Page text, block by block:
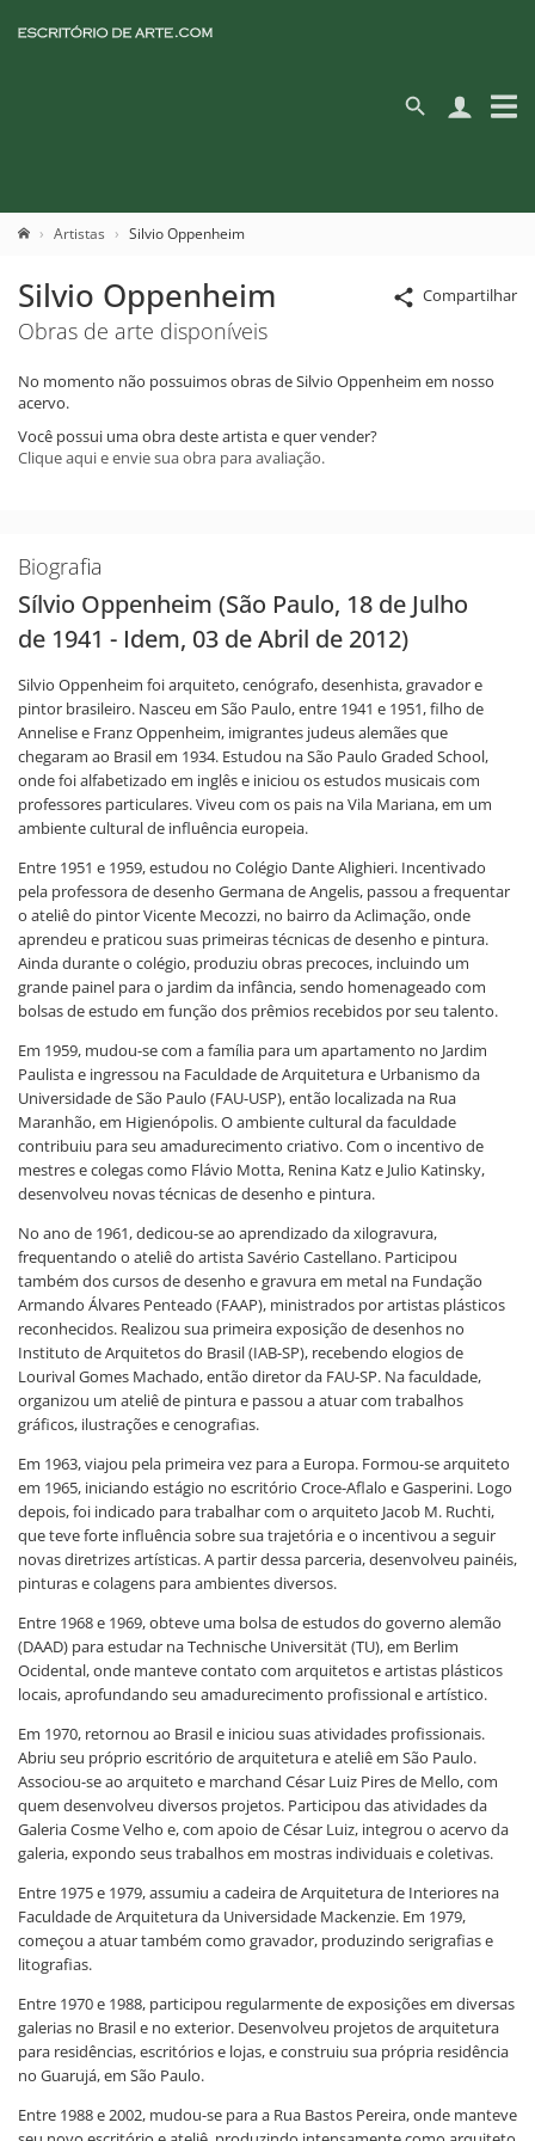
Artistas Silvio Oppenheim
Compartilhar
Silvio Oppenheim
Obras de arte disponíveis
No momento não possuimos obras de Silvio Oppenheim em nosso
acervo.
Você possui uma obra deste artista e quer vender?
Clique aqui e envie sua obra para avaliação.
Biografia
Sílvio Oppenheim (São Paulo, 18 de Julho
de 1941 - Idem, 03 de Abril de 2012)
Silvio Oppenheim foi arquiteto, cenógrafo, desenhista, gravador e
pintor brasileiro. Nasceu em São Paulo, entre 1941 e 1951, filho de
Annelise e Franz Oppenheim, imigrantes judeus alemães que
chegaram ao Brasil em 1934. Estudou na São Paulo Graded School,
onde foi alfabetizado em inglês e iniciou os estudos musicais com
professores particulares. Viveu com os pais na Vila Mariana, em um
ambiente cultural de influência europeia.
Entre 1951 e 1959, estudou no Colégio Dante Alighieri. Incentivado
pela professora de desenho Germana de Angelis, passou a frequentar
o ateliê do pintor Vicente Mecozzi, no bairro da Aclimação, onde
aprendeu e praticou suas primeiras técnicas de desenho e pintura.
Ainda durante o colégio, produziu obras precoces, incluindo um
grande painel para o jardim da infância, sendo homenageado com
bolsas de estudo em função dos prêmios recebidos por seu talento.
Em 1959, mudou-se com a família para um apartamento no Jardim
Paulista e ingressou na Faculdade de Arquitetura e Urbanismo da
Universidade de São Paulo (FAU-USP), então localizada na Rua
Maranhão, em Higienópolis. O ambiente cultural da faculdade
contribuiu para seu amadurecimento criativo. Com o incentivo de
mestres e colegas como Flávio Motta, Renina Katz e Julio Katinsky,
desenvolveu novas técnicas de desenho e pintura.
No ano de 1961, dedicou-se ao aprendizado da xilogravura,
frequentando o ateliê do artista Savério Castellano. Participou
também dos cursos de desenho e gravura em metal na Fundação
Armando Álvares Penteado (FAAP), ministrados por artistas plásticos
reconhecidos. Realizou sua primeira exposição de desenhos no
Instituto de Arquitetos do Brasil (IAB-SP), recebendo elogios de
Lourival Gomes Machado, então diretor da FAU-SP. Na faculdade,
organizou um ateliê de pintura e passou a atuar com trabalhos
gráficos, ilustrações e cenografias.
Em 1963, viajou pela primeira vez para a Europa. Formou-se arquiteto
em 1965, iniciando estágio no escritório Croce-Aflalo e Gasperini. Logo
depois, foi indicado para trabalhar com o arquiteto Jacob M. Ruchti,
que teve forte influência sobre sua trajetória e o incentivou a seguir
novas diretrizes artísticas. A partir dessa parceria, desenvolveu painéis,
pinturas e colagens para ambientes diversos.
Entre 1968 e 1969, obteve uma bolsa de estudos do governo alemão
(DAAD) para estudar na Technische Universität (TU), em Berlim
Ocidental, onde manteve contato com arquitetos e artistas plásticos
locais, aprofundando seu amadurecimento profissional e artístico.
Em 1970, retornou ao Brasil e iniciou suas atividades profissionais.
Abriu seu próprio escritório de arquitetura e ateliê em São Paulo.
Associou-se ao arquiteto e marchand César Luiz Pires de Mello, com
quem desenvolveu diversos projetos. Participou das atividades da
Galeria Cosme Velho e, com apoio de César Luiz, integrou o acervo da
galeria, expondo seus trabalhos em mostras individuais e coletivas.
Entre 1975 e 1979, assumiu a cadeira de Arquitetura de Interiores na
Faculdade de Arquitetura da Universidade Mackenzie. Em 1979,
começou a atuar também como gravador, produzindo serigrafias e
litografias.
Entre 1970 e 1988, participou regularmente de exposições em diversas
galerias no Brasil e no exterior. Desenvolveu projetos de arquitetura
para residências, escritórios e lojas, e construiu sua própria residência
no Guarujá, em São Paulo.
Entre 1988 e 2002, mudou-se para a Rua Bastos Pereira, onde manteve